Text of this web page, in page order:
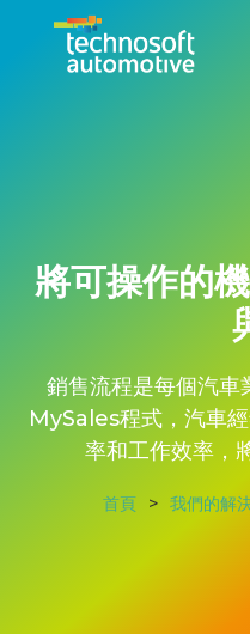
將可操作的
銷售流程是每個汽
MySales程式，汽車
率和工作效率，
首頁 > 我們的解